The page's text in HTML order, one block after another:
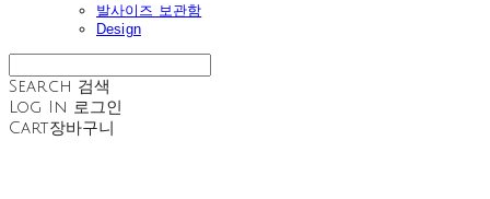
발사이즈 보관함
Design
Search 검색
Log In 로그인
Cart장바구니